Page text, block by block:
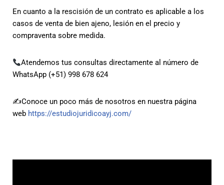
En cuanto a la rescisión de un contrato es aplicable a los
casos de venta de bien ajeno, lesión en el precio y
compraventa sobre medida.
Atendemos tus consultas directamente al número de
WhatsApp (+51) 998 678 624
✍️Conoce un poco más de nosotros en nuestra página
web https://estudiojuridicoayj.com/